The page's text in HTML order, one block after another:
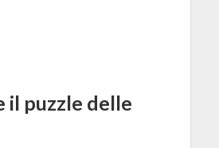
il puzzle delle